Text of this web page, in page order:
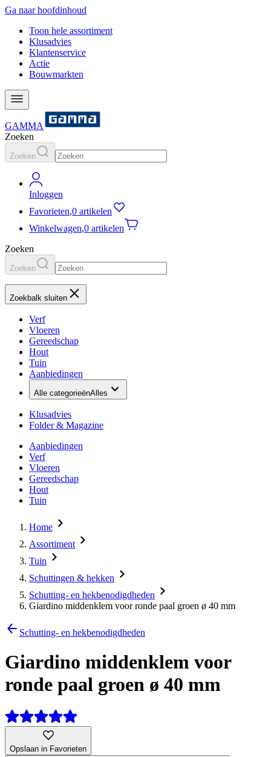
Ga naar hoofdinhoud
Toon hele assortiment
Klusadvies
Klantenservice
Actie
Bouwmarkten
GAMMA
Zoeken
Zoeken
Inloggen
Favorieten,0 artikelen
Winkelwagen,0 artikelen
Zoeken
Zoeken
Zoekbalk sluiten
Verf
Vloeren
Gereedschap
Hout
Tuin
Aanbiedingen
Alle categorieënAlles
Klusadvies
Folder & Magazine
Aanbiedingen
Verf
Vloeren
Gereedschap
Hout
Tuin
Home
Assortiment
Tuin
Schuttingen & hekken
Schutting- en hekbenodigdheden
Giardino middenklem voor ronde paal groen ø 40 mm
Schutting- en hekbenodigdheden
Giardino middenklem voor
ronde paal groen ø 40 mm
Opslaan in Favorieten